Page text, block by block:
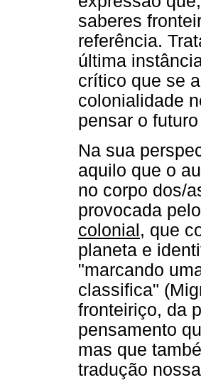
saberes
referência.
última
crítico que se
colonialidade
pensar o
Na sua
aquilo que o
no corpo dos/
provocada
colonial, que
planeta e
"marcando
classifica"
fronteiriço, da
pensamento
mas que
tradução